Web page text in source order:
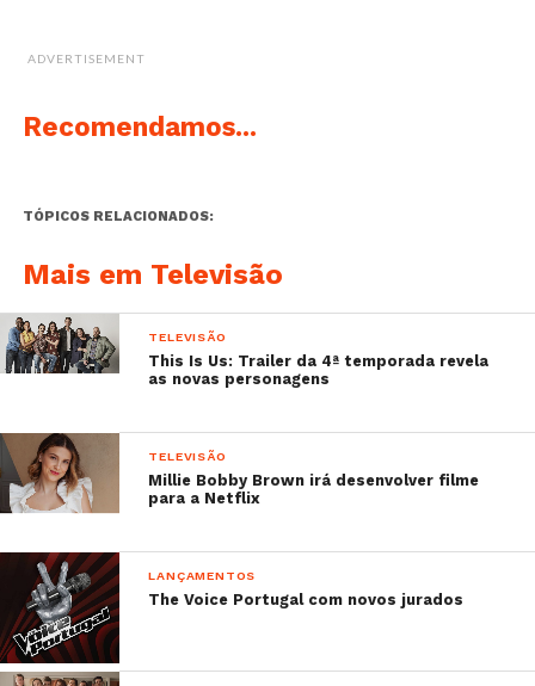
ADVERTISEMENT
Recomendamos...
TÓPICOS RELACIONADOS:
Mais em Televisão
TELEVISÃO
This Is Us: Trailer da 4ª temporada revela
as novas personagens
TELEVISÃO
Millie Bobby Brown irá desenvolver filme
para a Netflix
LANÇAMENTOS
The Voice Portugal com novos jurados